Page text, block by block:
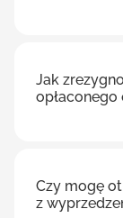
Jak
opłaconego
Czy mogę
z